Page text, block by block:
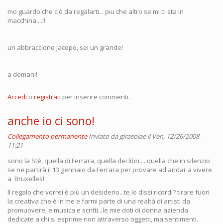
mo guardo che ciò da regalarti... piu che altro se mi ci sta in
macchina....!!
un abbraccione Jacopo, sei un grande!
a domani!
Accedi o registrati per inserire commenti.
anche io ci sono!
Collegamento permanente Inviato dagirasolaeil Ven, 12/26/2008 -
11:21
sono la Stè, quella di Ferrara, quella dei libri.....quella che in silenzio
se ne partirà il 13 gennaio da Ferrara per provare ad andar a vivere
a Bruxelles!
Il regalo che vorrei è più un desiderio...te lo dissi ricordi? tirare fuori
la creativa che è in me e farmi parte di una realtà di artisti da
promuovere, e musica e scritti...le mie doti di donna azienda
dedicate a chi si esprime non attraverso oggetti, ma sentimenti.